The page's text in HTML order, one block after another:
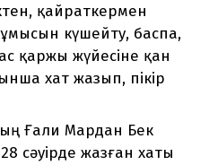
қайраткермен
күшейту, баспа,
қаржы жүйесіне қан
хат жазып, пікір
Ғали Мардан Бек
сәуірде жазған хаты